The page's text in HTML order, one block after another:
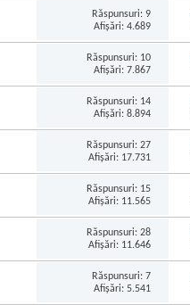
Răspunsuri:9
Afişări: 4.689
Răspunsuri: 10
Afişări: 7.867
Răspunsuri: 14
Afişări: 8.894
Răspunsuri:27
Afişări: 17.731
Răspunsuri: 15
Afişări: 11.565
Răspunsuri:28
Afişări: 11.646
Răspunsuri:7
Afişări: 5.541